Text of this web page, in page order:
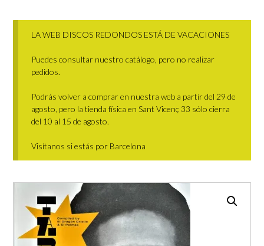
LA WEB DISCOS REDONDOS ESTÁ DE VACACIONES
Puedes consultar nuestro catálogo, pero no realizar
pedidos.
Podrás volver a comprar en nuestra web a partir del 29 de
agosto, pero la tienda física en Sant Vicenç 33 sólo cierra
del 10 al 15 de agosto.
Visítanos si estás por Barcelona